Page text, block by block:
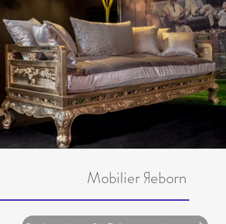
Mobilier Яeborn